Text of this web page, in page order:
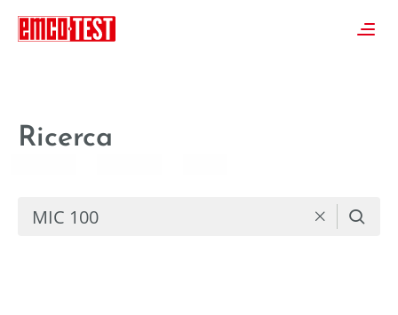
---- ≡
Ricerca
 🔍